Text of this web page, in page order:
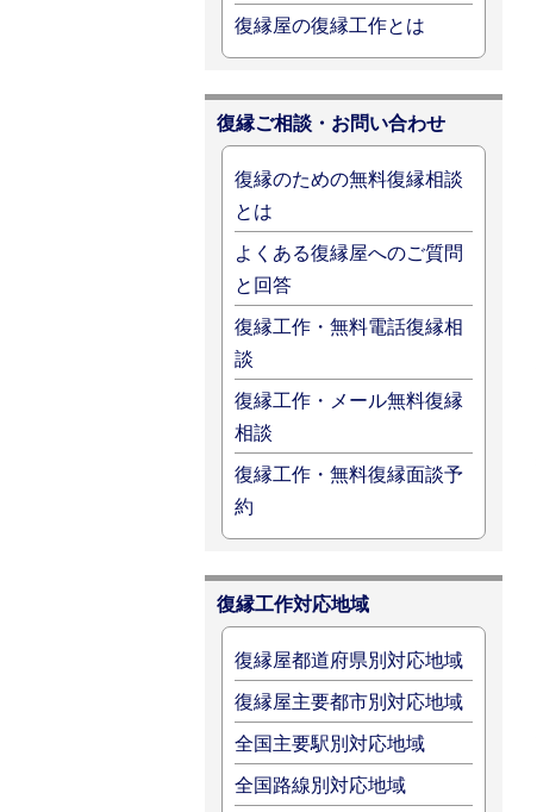
復縁屋の復縁工作とは
復縁ご相談・お問い合わせ
復縁のための無料復縁相談
とは
よくある復縁屋へのご質問
と回答
復縁工作・無料電話復縁相
談
復縁工作・メール無料復縁
相談
復縁工作・無料復縁面談予
約
復縁工作対応地域
復縁屋都道府県別対応地域
復縁屋主要都市別対応地域
全国主要駅別対応地域
全国路線別対応地域